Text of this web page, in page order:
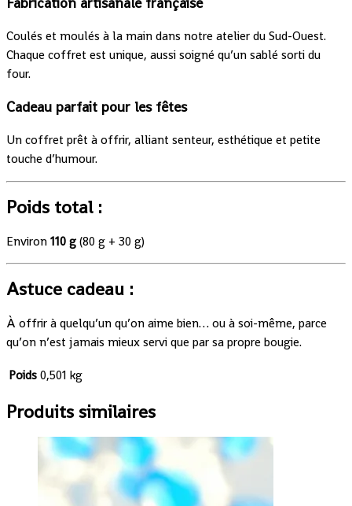
Coulés et moulés à la main dans notre atelier du Sud-Ouest.
Chaque coffret est unique, aussi soigné qu’un sablé sorti du
four.
Cadeau parfait pour les fêtes
Un coffret prêt à offrir, alliant senteur, esthétique et petite
touche d’humour.
Poids total :
Environ 110 g (80 g + 30 g)
Astuce cadeau :
À offrir à quelqu’un qu’on aime bien… ou à soi-même, parce
qu’on n’est jamais mieux servi que par sa propre bougie.
Poids 0,501 kg
Produits similaires